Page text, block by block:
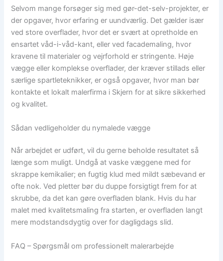
Selvom mange forsøger sig med gør-det-selv-projekter, er
der opgaver, hvor erfaring er uundværlig. Det gælder især
ved store overflader, hvor det er svært at opretholde en
ensartet våd-i-våd-kant, eller ved facademaling, hvor
kravene til materialer og vejrforhold er stringente. Høje
vægge eller komplekse overflader, der kræver stillads eller
særlige spartleteknikker, er også opgaver, hvor man bør
kontakte et lokalt malerfirma i Skjern for at sikre sikkerhed
og kvalitet.
Sådan vedligeholder du nymalede vægge
Når arbejdet er udført, vil du gerne beholde resultatet så
længe som muligt. Undgå at vaske væggene med for
skrappe kemikalier; en fugtig klud med mildt sæbevand er
ofte nok. Ved pletter bør du duppe forsigtigt frem for at
skrubbe, da det kan gøre overfladen blank. Hvis du har
malet med kvalitetsmaling fra starten, er overfladen langt
mere modstandsdygtig over for dagligdags slid.
FAQ – Spørgsmål om professionelt malerarbejde